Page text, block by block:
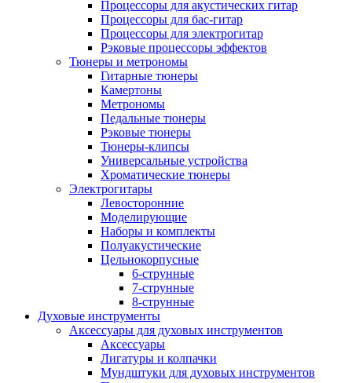
Процессоры для акустических гитар
Процессоры для бас-гитар
Процессоры для электрогитар
Рэковые процессоры эффектов
Тюнеры и метрономы
Гитарные тюнеры
Камертоны
Метрономы
Педальные тюнеры
Рэковые тюнеры
Тюнеры-клипсы
Универсальные устройства
Хроматические тюнеры
Электрогитары
Левосторонние
Моделирующие
Наборы и комплекты
Полуакустические
Цельнокорпусные
6-струнные
7-струнные
8-струнные
Духовые инструменты
Аксессуары для духовых инструментов
Аксессуары
Лигатуры и колпачки
Мундштуки для духовых инструментов